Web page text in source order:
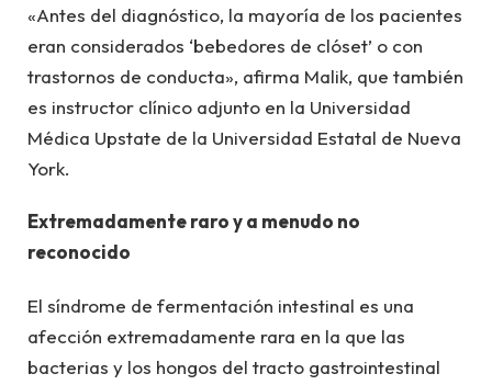
«Antes del diagnóstico, la mayoría de los pacientes
eran considerados ‘bebedores de clóset’ o con
trastornos de conducta», afirma Malik, que también
es instructor clínico adjunto en la Universidad
Médica Upstate de la Universidad Estatal de Nueva
York.
Extremadamente raro y a menudo no
reconocido
El síndrome de fermentación intestinal es una
afección extremadamente rara en la que las
bacterias y los hongos del tracto gastrointestinal